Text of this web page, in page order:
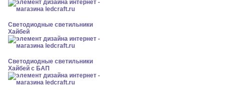
Светодиодные светильники
Хайбей
Светодиодные светильники
Хайбей с БАП